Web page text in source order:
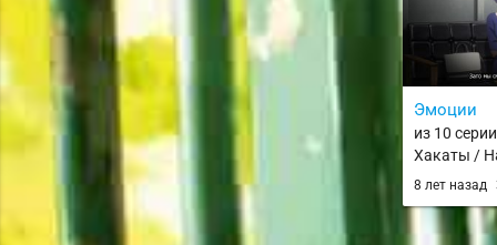
Эмоции
из 10
Хакаты /
Ramens
8 лет назад